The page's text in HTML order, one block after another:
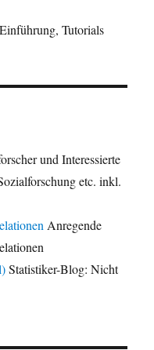
Tutorials
und Interessierte
etc. inkl.
Anregende
Statistiker-Blog: Nicht